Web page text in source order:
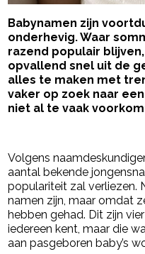
Baby­namen zijn
onderhevig. Waar
razend populair
opvallend snel uit de
alles te maken met
vaker op zoek naar
niet al te vaak
Volgens
aantal bekende
populariteit zal verliezen.
namen zijn, maar omdat
hebben gehad. Dit zijn
iedereen kent, maar die
aan pasgeboren baby’s